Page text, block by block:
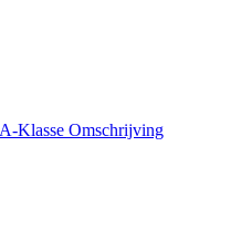
Klasse Omschrijving